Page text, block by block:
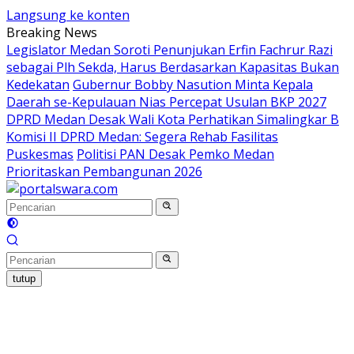
Langsung ke konten
Breaking News
Legislator Medan Soroti Penunjukan Erfin Fachrur Razi
sebagai Plh Sekda, Harus Berdasarkan Kapasitas Bukan
Kedekatan Gubernur Bobby Nasution Minta Kepala
Daerah se-Kepulauan Nias Percepat Usulan BKP 2027
DPRD Medan Desak Wali Kota Perhatikan Simalingkar B
Komisi II DPRD Medan: Segera Rehab Fasilitas
Puskesmas Politisi PAN Desak Pemko Medan
Prioritaskan Pembangunan 2026
tutup